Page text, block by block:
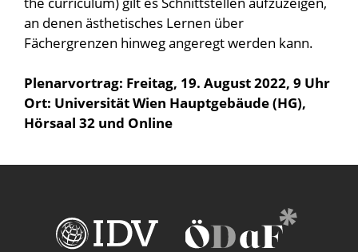
an denen ästhetisches Lernen über
Fächergrenzen hinweg angeregt werden kann.
Plenarvortrag: Freitag, 19. August 2022, 9 Uhr
Ort: Universität Wien Hauptgebäude (HG),
Hörsaal 32 und Online